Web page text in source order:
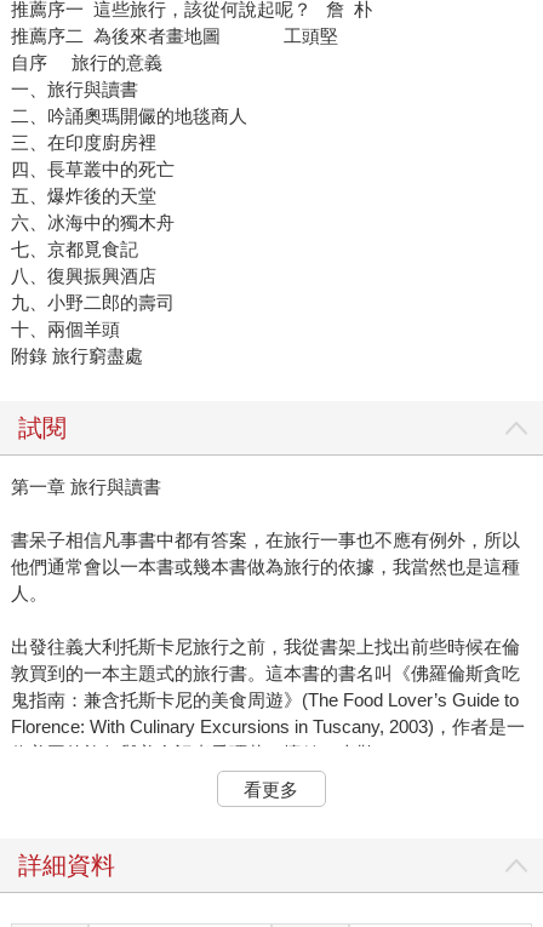
推薦序一 這些旅行，該從何說起呢？ 詹 朴
推薦序二 為後來者畫地圖 工頭堅
自序 旅行的意義
一、旅行與讀書
二、吟誦奧瑪開儼的地毯商人
三、在印度廚房裡
四、長草叢中的死亡
五、爆炸後的天堂
六、冰海中的獨木舟
七、京都覓食記
八、復興振興酒店
九、小野二郎的壽司
十、兩個羊頭
附錄 旅行窮盡處
試閱
第一章 旅行與讀書
書呆子相信凡事書中都有答案，在旅行一事也不應有例外，所以
他們通常會以一本書或幾本書做為旅行的依據，我當然也是這種
人。
出發往義大利托斯卡尼旅行之前，我從書架上找出前些時候在倫
敦買到的一本主題式的旅行書。這本書的書名叫《佛羅倫斯貪吃
鬼指南：兼含托斯卡尼的美食周遊》(The Food Lover’s Guide to
Florence: With Culinary Excursions in Tuscany, 2003)，作者是一
位美國的旅行與美食記者愛彌莉．懷絲．米勒(Emily Wise
>擔任旅行與美食的記者，有一次當她採訪來到托斯卡尼與佛羅倫
看更多
詳細資料